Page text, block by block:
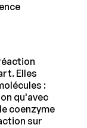
Elles
:
qu'avec
coenzyme
sur